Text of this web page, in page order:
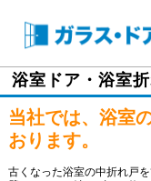
浴室ドア・浴室
当社では、浴室
おります。
古くなった浴室の中折れ戸